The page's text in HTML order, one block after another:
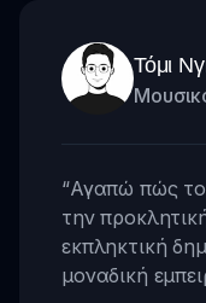
Τόμι
“Αγαπώ πώς το
την
εκπληκτική
μοναδική